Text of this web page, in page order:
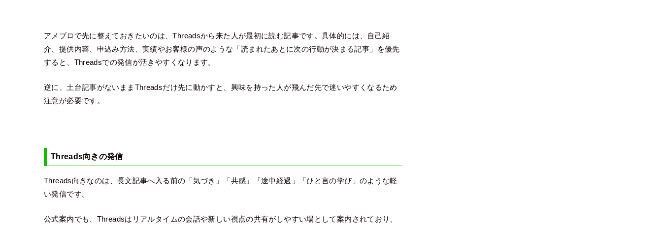
アメブロで先に整えておきたいのは、Threadsから来た人が最初に読む記事です。具体的には、自己紹
介、提供内容、申込み方法、実績やお客様の声のような「読まれたあとに次の行動が決まる記事」を優先
すると、Threadsでの発信が活きやすくなります。
逆に、土台記事がないままThreadsだけ先に動かすと、興味を持った人が飛んだ先で迷いやすくなるため
注意が必要です。
Threads向きの発信
Threads向きなのは、長文記事へ入る前の「気づき」「共感」「途中経過」「ひと言の学び」のような軽
い発信です。
公式案内でも、Threadsはリアルタイムの会話や新しい視点の共有がしやすい場として案内されており、